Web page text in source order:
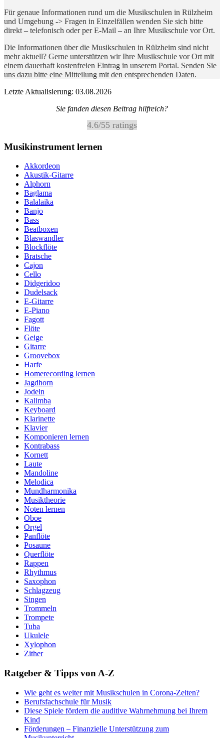
Für genaue Informationen rund um die Musikschulen in Rülzheim
und Umgebung -> Fragen in Einzelfällen wenden Sie sich bitte
direkt – telefonisch oder per E-Mail – an Ihre Musikschule vor Ort.
Die Informationen über die Musikschulen in Rülzheim sind nicht
mehr aktuell? Gerne unterstützen wir Ihre Musikschule vor Ort mit
einem dauerhaft kostenfreien Eintrag in unserem Portal. Senden Sie
uns dazu bitte eine Mitteilung mit den entsprechenden Daten.
Letzte Aktualisierung: 03.08.2026
Sie fanden diesen Beitrag hilfreich?
4.6/55 ratings
Musikinstrument lernen
Akkordeon
Akustik-Gitarre
Alphorn
Baglama
Balalaika
Banjo
Bass
Beatboxen
Blaswandler
Blockflöte
Bratsche
Cajon
Cello
Didgeridoo
Dudelsack
E-Gitarre
E-Piano
Fagott
Flöte
Geige
Gitarre
Groovebox
Harfe
Homerecording lernen
Jagdhorn
Jodeln
Kalimba
Keyboard
Klarinette
Klavier
Komponieren lernen
Kontrabass
Kornett
Laute
Mandoline
Melodica
Mundharmonika
Musiktheorie
Noten lernen
Oboe
Orgel
Panflöte
Posaune
Querflöte
Rappen
Rhythmus
Saxophon
Schlagzeug
Singen
Trommeln
Trompete
Tuba
Ukulele
Xylophon
Zither
Ratgeber & Tipps von A-Z
Wie geht es weiter mit Musikschulen in Corona-Zeiten?
Berufsfachschule für Musik
Diese Spiele fördern die auditive Wahrnehmung bei Ihrem
Kind
Förderungen – Finanzielle Unterstützung zum